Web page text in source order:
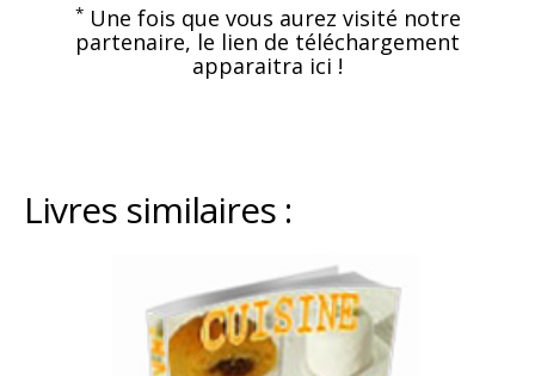
*Une fois que vous aurez visité notre
partenaire, le lien de téléchargement
apparaitra ici !
Livres similaires :